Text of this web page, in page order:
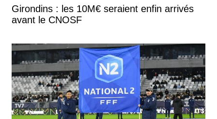
Girondins : les 10M€ seraient enfin arrivés
avant le CNOSF